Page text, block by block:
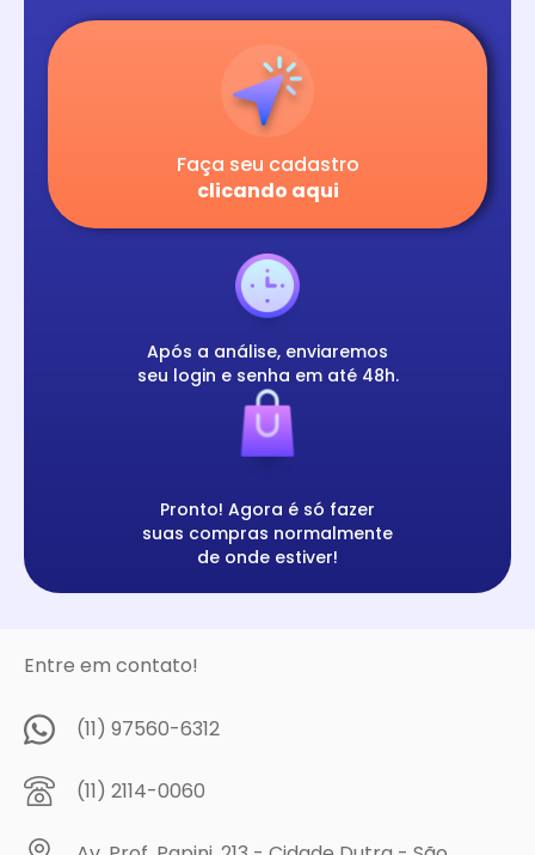
Faça seu cadastro
clicando aqui
Após a análise, enviaremos
seu login e senha em até 48h.
Pronto! Agora é só fazer
suas compras normalmente
de onde estiver!
Entre em contato!
(11) 97560-6312
(11) 2114-0060